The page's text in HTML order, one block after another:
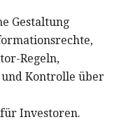
Gestaltung
Regeln,
und Kontrolle über
Investoren.